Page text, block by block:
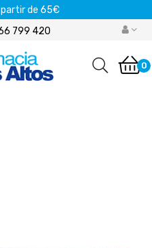
partir de 65€
799 420
0